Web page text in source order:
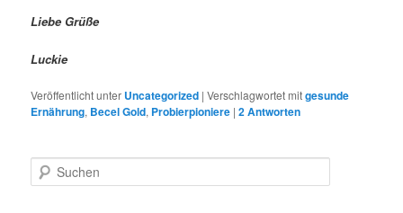
Liebe Grüße
Luckie
Veröffentlicht unter Uncategorized |Verschlagwortet mitgesunde
Ernährung, Becel Gold, Probierpioniere |2Antworten
u